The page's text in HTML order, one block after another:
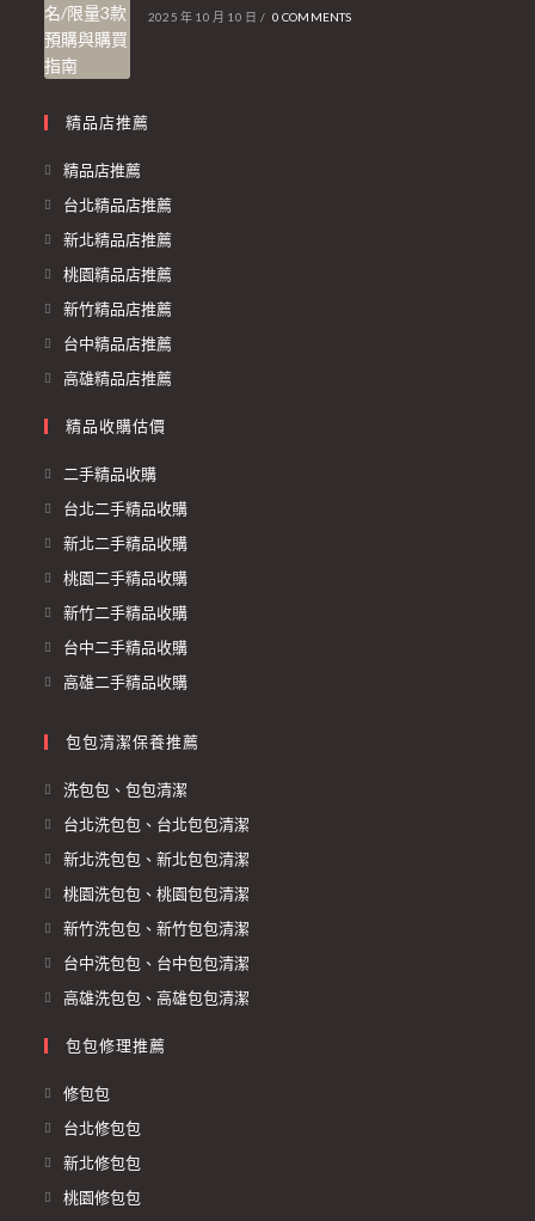
2025 年 10 月 10 日 / 0 COMMENTS
精品店推薦
精品店推薦
台北精品店推薦
新北精品店推薦
桃園精品店推薦
新竹精品店推薦
台中精品店推薦
高雄精品店推薦
精品收購估價
二手精品收購
台北二手精品收購
新北二手精品收購
桃園二手精品收購
新竹二手精品收購
台中二手精品收購
高雄二手精品收購
包包清潔保養推薦
洗包包、包包清潔
台北洗包包、台北包包清潔
新北洗包包、新北包包清潔
桃園洗包包、桃園包包清潔
新竹洗包包、新竹包包清潔
台中洗包包、台中包包清潔
高雄洗包包、高雄包包清潔
包包修理推薦
修包包
台北修包包
新北修包包
桃園修包包